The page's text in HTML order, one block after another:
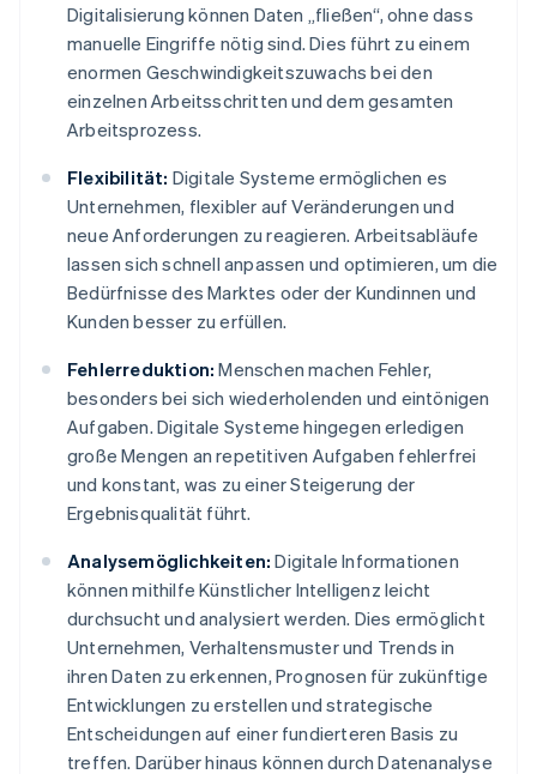
Digitalisierung können Daten „fließen“, ohne dass
manuelle Eingriffe nötig sind. Dies führt zu einem
enormen Geschwindigkeitszuwachs bei den
einzelnen Arbeitsschritten und dem gesamten
Arbeitsprozess.
Flexibilität: Digitale Systeme ermöglichen es
Unternehmen, flexibler auf Veränderungen und
neue Anforderungen zu reagieren. Arbeitsabläufe
lassen sich schnell anpassen und optimieren, um die
Bedürfnisse des Marktes oder der Kundinnen und
Kunden besser zu erfüllen.
Fehlerreduktion: Menschen machen Fehler,
besonders bei sich wiederholenden und eintönigen
Aufgaben. Digitale Systeme hingegen erledigen
große Mengen an repetitiven Aufgaben fehlerfrei
und konstant, was zu einer Steigerung der
Ergebnisqualität führt.
Analysemöglichkeiten: Digitale Informationen
können mithilfe Künstlicher Intelligenz leicht
durchsucht und analysiert werden. Dies ermöglicht
Unternehmen, Verhaltensmuster und Trends in
ihren Daten zu erkennen, Prognosen für zukünftige
Entwicklungen zu erstellen und strategische
Entscheidungen auf einer fundierteren Basis zu
treffen. Darüber hinaus können durch Datenanalyse